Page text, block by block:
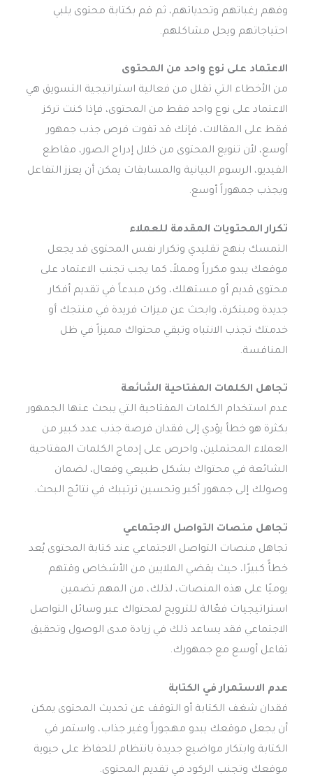
وفهم رغباتهم وتحدياتهم، ثم قم بكتابة محتوى يلبي
احتياجاتهم ويحل مشاكلهم.
الاعتماد على نوع واحد من المحتوى
من الأخطاء التي تقلل من فعالية استراتيجية التسويق هي
الاعتماد على نوع واحد فقط من المحتوى، فإذا كنت تركز
فقط على المقالات، فإنك قد تفوت فرص جذب جمهور
أوسع، لأن تنويع المحتوى من خلال إدراج الصور، مقاطع
الفيديو، الرسوم البيانية والمسابقات يمكن أن يعزز التفاعل
ويجذب جمهوراً أوسع.
تكرار المحتويات المقدمة للعملاء
التمسك بنهج تقليدي وتكرار نفس المحتوى قد يجعل
موقعك يبدو مكرراً ومملاً، كما يجب تجنب الاعتماد على
محتوى قديم أو مستهلك، وكن مبدعاً في تقديم أفكار
جديدة ومبتكرة، وابحث عن ميزات فريدة في منتجك أو
خدمتك تجذب الانتباه وتبقي محتواك مميزاً في ظل
المنافسة.
تجاهل الكلمات المفتاحية الشائعة
عدم استخدام الكلمات المفتاحية التي يبحث عنها الجمهور
بكثرة هو خطأ يؤدي إلى فقدان فرصة جذب عدد كبير من
العملاء المحتملين، واحرص على إدماج الكلمات المفتاحية
الشائعة في محتواك بشكل طبيعي وفعال، لضمان
وصولك إلى جمهور أكبر وتحسين ترتيبك في نتائج البحث.
تجاهل منصات التواصل الاجتماعي
تجاهل منصات التواصل الاجتماعي عند كتابة المحتوى يُعد
خطأً كبيرًا، حيث يقضي الملايين من الأشخاص وقتهم
يوميًا على هذه المنصات، لذلك، من المهم تضمين
استراتيجيات فعّالة للترويج لمحتواك عبر وسائل التواصل
الاجتماعي فقد يساعد ذلك في زيادة مدى الوصول وتحقيق
تفاعل أوسع مع جمهورك.
عدم الاستمرار في الكتابة
فقدان شغف الكتابة أو التوقف عن تحديث المحتوى يمكن
أن يجعل موقعك يبدو مهجوراً وغير جذاب، واستمر في
الكتابة وابتكار مواضيع جديدة بانتظام للحفاظ على حيوية
موقعك وتجنب الركود في تقديم المحتوى.